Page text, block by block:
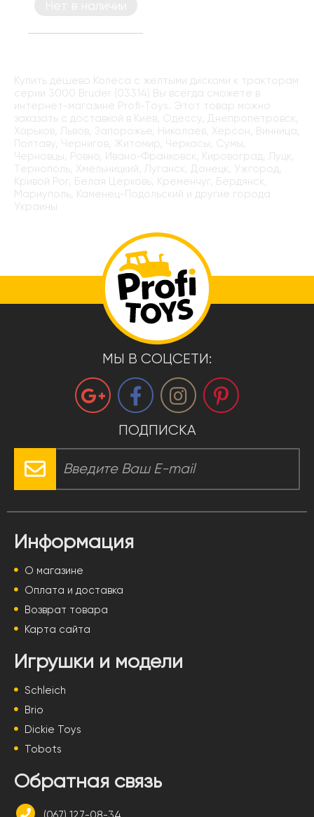
Купить дёшево Колеса с желтыми дисками к тракторам
серии 3000 Bruder (03314) Вы всегда сможете в
интернет-магазине Profi-Toys. Этот товар можно
заказать с доставкой в Киев, Одессу, Днепропетровск,
Харьков, Львов, Запорожье, Николаев, Херсон, Винница,
Полтаву, Чернигов, Житомир, Черкасы, Сумы,
Черновцы, Ровно, Ивано-Франковск, Кировоград, Луцк,
Тернополь, Хмельницкий, Луганск, Донецк, Ужгород,
Кривой Рог, Белая Церковь, Кременчуг, Бердянск,
Мариуполь, Каменец-Подольский и другие города
Украины
МЫ В СОЦСЕТИ:
ПОДПИСКА
Информация
О магазине
Оплата и доставка
Возврат товара
Карта сайта
Игрушки и модели
Schleich
Brio
Dickie Toys
Tobots
Обратная связь